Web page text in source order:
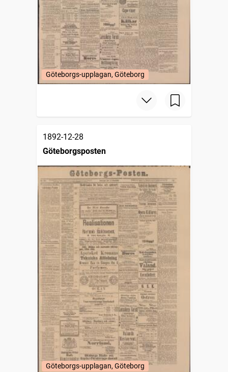
Göteborgs-upplagan, Göteborg
1892-12-28
Göteborgsposten
Göteborgs-upplagan, Göteborg